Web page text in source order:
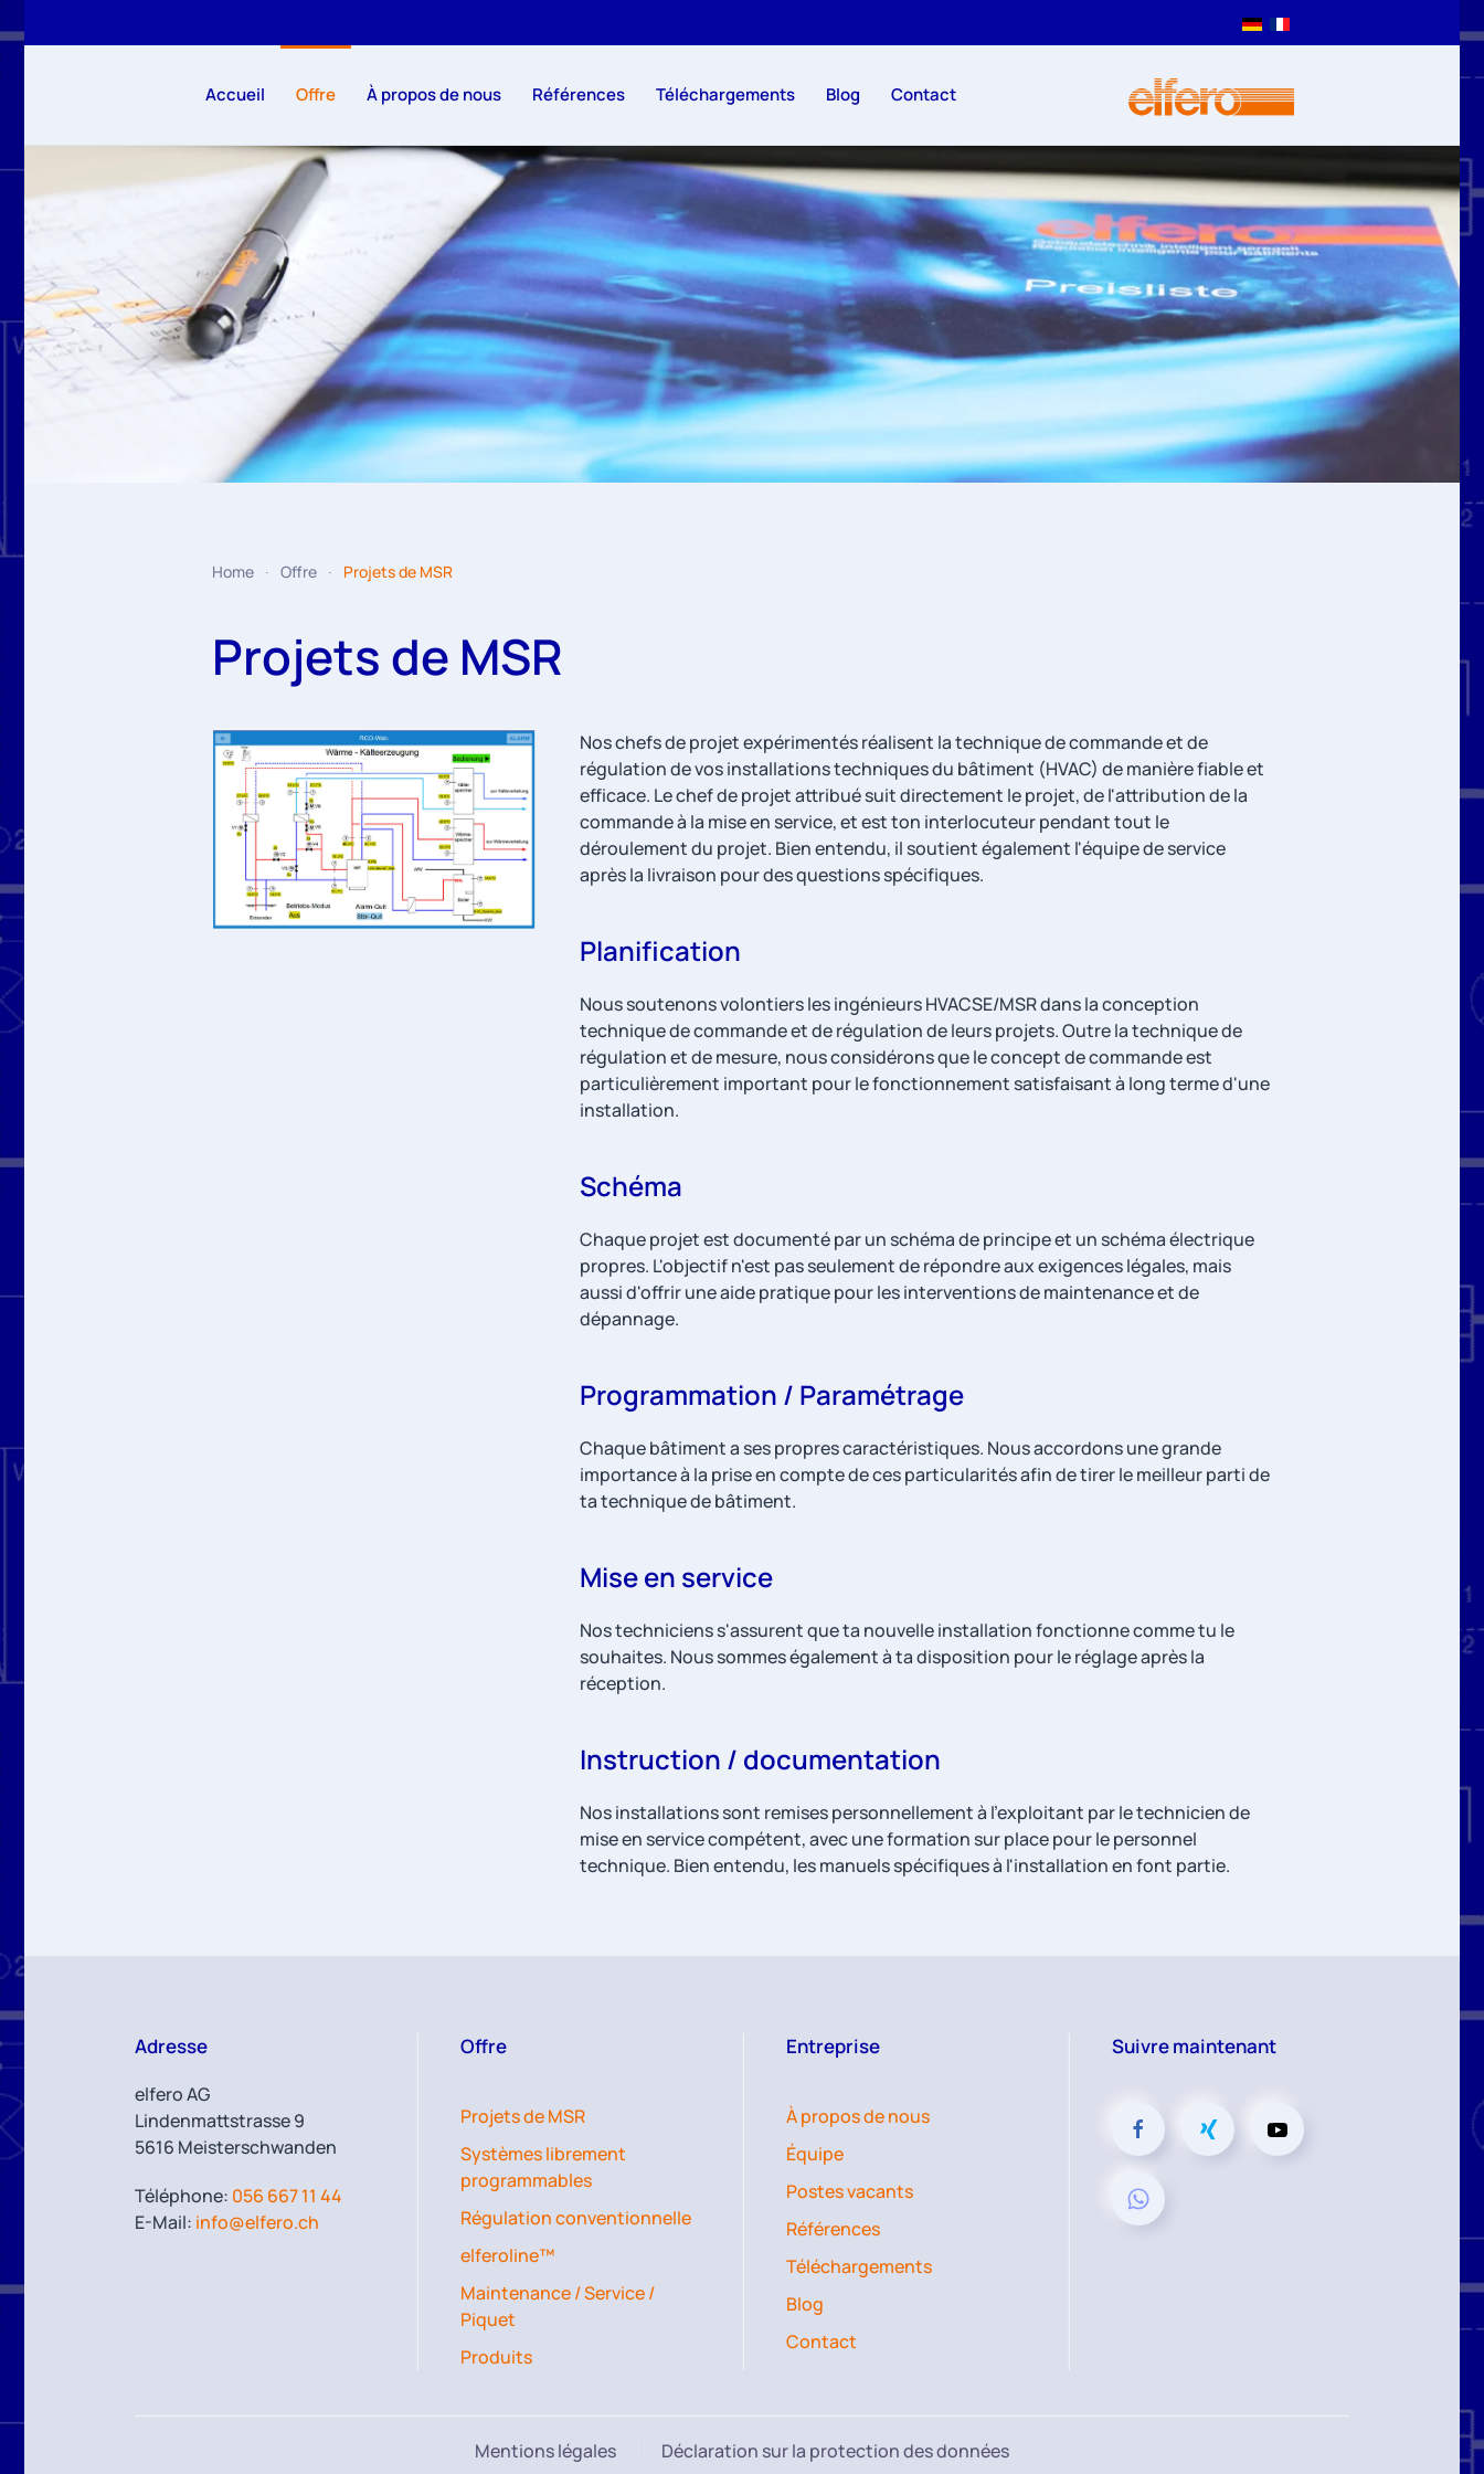
Accueil Offre À propos de nous Références Téléchargements Blog Contact
Home Offre Projets de MSR
Projets de MSR
Nos chefs de projet expérimentés réalisent la technique de commande et de
régulation de vos installations techniques du bâtiment (HVAC) de manière fiable et
efficace. Le chef de projet attribué suit directement le projet, de l'attribution de la
commande à la mise en service, et est ton interlocuteur pendant tout le
déroulement du projet. Bien entendu, il soutient également l'équipe de service
après la livraison pour des questions spécifiques.
Planification
Nous soutenons volontiers les ingénieurs HVACSE/MSR dans la conception
technique de commande et de régulation de leurs projets. Outre la technique de
régulation et de mesure, nous considérons que le concept de commande est
particulièrement important pour le fonctionnement satisfaisant à long terme d'une
installation.
Schéma
Chaque projet est documenté par un schéma de principe et un schéma électrique
propres. L'objectif n'est pas seulement de répondre aux exigences légales, mais
aussi d'offrir une aide pratique pour les interventions de maintenance et de
dépannage.
Programmation / Paramétrage
Chaque bâtiment a ses propres caractéristiques. Nous accordons une grande
importance à la prise en compte de ces particularités afin de tirer le meilleur parti de
ta technique de bâtiment.
Mise en service
Nos techniciens s'assurent que ta nouvelle installation fonctionne comme tu le
souhaites. Nous sommes également à ta disposition pour le réglage après la
réception.
Instruction / documentation
Nos installations sont remises personnellement à l'exploitant par le technicien de
mise en service compétent, avec une formation sur place pour le personnel
technique. Bien entendu, les manuels spécifiques à l'installation en font partie.
Adresse
elfero AG
Lindenmattstrasse 9
5616 Meisterschwanden
Téléphone: 056 667 11 44
E-Mail: info@elfero.ch
Offre
Projets de MSR
Systèmes librement
programmables
Régulation conventionnelle
elferoline™
Maintenance / Service /
Piquet
Produits
Entreprise
À propos de nous
Équipe
Postes vacants
Références
Téléchargements
Blog
Contact
Suivre maintenant
Mentions légales Déclaration sur la protection des données